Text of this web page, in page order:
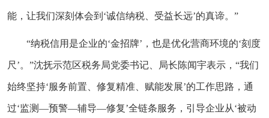
能，让我们深刻体会到‘诚信纳税、受益长远’的真谛。”
“纳税信用是企业的‘金招牌’，也是优化营商环境的‘刻度
尺’。”沈抚示范区税务局党委书记、局长陈闻宇表示，“我们
始终坚持‘服务前置、修复精准、赋能发展’的工作思路，通
过‘监测—预警—辅导—修复’全链条服务，引导企业从‘被动